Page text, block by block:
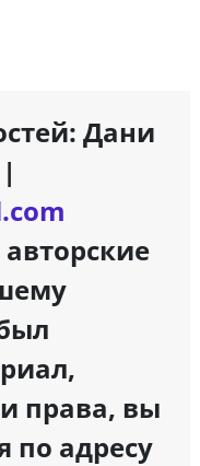
Дани
права, вы
по адресу